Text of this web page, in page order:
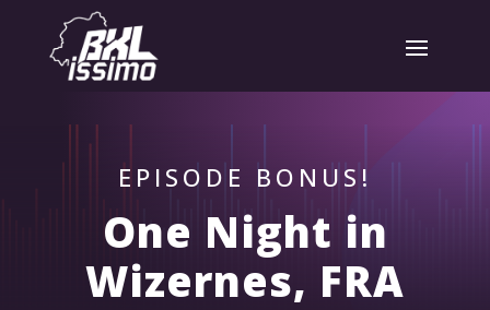
EPISODE BONUS!
One Night in
Wizernes, FRA